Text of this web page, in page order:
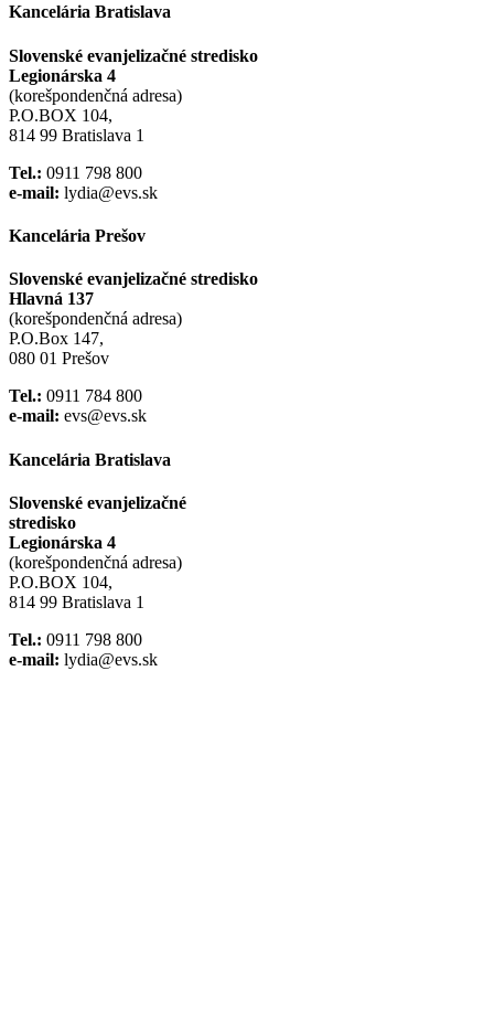
Kancelária Bratislava
Slovenské evanjelizačné stredisko
Legionárska 4
(korešpondenčná adresa)
P.O.BOX 104,
814 99 Bratislava 1
Tel.: 0911 798 800
e-mail: lydia@evs.sk
Kancelária Prešov
Slovenské evanjelizačné stredisko
Hlavná 137
(korešpondenčná adresa)
P.O.Box 147,
080 01 Prešov
Tel.: 0911 784 800
e-mail: evs@evs.sk
Kancelária Bratislava
Slovenské evanjelizačné
stredisko
Legionárska 4
(korešpondenčná adresa)
P.O.BOX 104,
814 99 Bratislava 1
Tel.: 0911 798 800
e-mail: lydia@evs.sk